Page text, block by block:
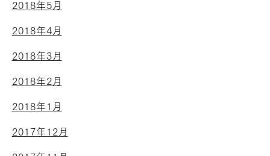
2018年5月
2018年4月
2018年3月
2018年2月
2018年1月
2017年12月